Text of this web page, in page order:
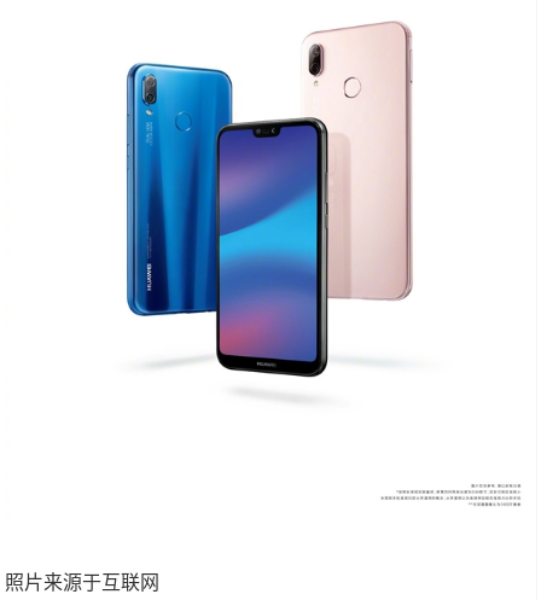
照片来源于互联网